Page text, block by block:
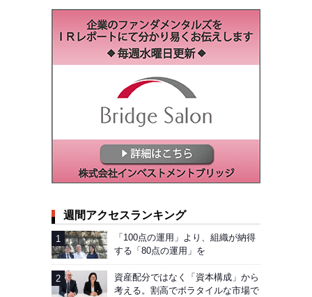
週間アクセスランキング
「100点の運用」より、組織が納得
する「80点の運用」を
資産配分ではなく「資本構成」から
考える。割高でボラタイルな市場で